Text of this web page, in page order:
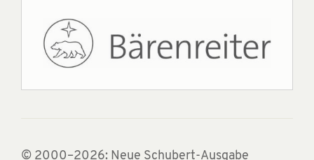
© 2000–2026: Neue Schubert-Ausgabe